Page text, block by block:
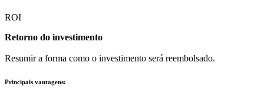
ROI
Retorno do investimento
Resumir a forma como o investimento será reembolsado.
Principais vantagens: